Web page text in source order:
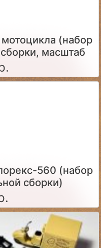
(набор
масштаб
560 (набор
сборки)